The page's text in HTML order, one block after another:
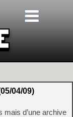
04/09)
mais d’une archive